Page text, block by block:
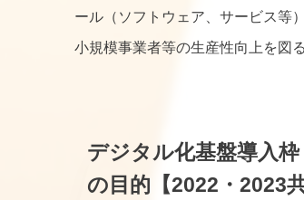
ール（ソフトウェア、サービス等
小規模事業者等の生産性向上を図
デジタル化基盤導入
の目的【2022・2023共